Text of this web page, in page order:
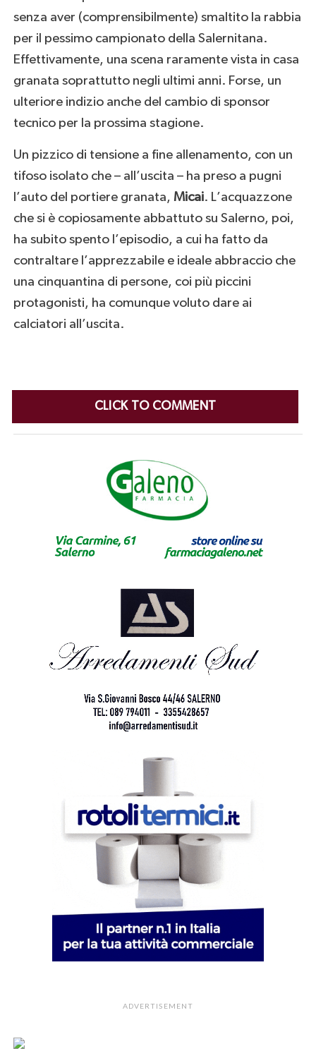
senza aver (comprensibilmente) smaltito la rabbia
per il pessimo campionato della Salernitana.
Effettivamente, una scena raramente vista in casa
granata soprattutto negli ultimi anni. Forse, un
ulteriore indizio anche del cambio di sponsor
tecnico per la prossima stagione.
Un pizzico di tensione a fine allenamento, con un
tifoso isolato che – all’uscita – ha preso a pugni
l’auto del portiere granata, Micai. L’acquazzone
che si è copiosamente abbattuto su Salerno, poi,
ha subito spento l’episodio, a cui ha fatto da
contraltare l’apprezzabile e ideale abbraccio che
una cinquantina di persone, coi più piccini
protagonisti, ha comunque voluto dare ai
calciatori all’uscita.
CLICK TO COMMENT
ADVERTISEMENT